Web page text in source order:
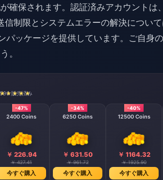
確保されます。認証済みアカウントは
信制限とシステムエラーの解決につい
パッケージを提供しています。ご自身
。
590 販売済み
-47%
2400 Coins
￥ 226.94
￥ 427.41
今すぐ購入
-34%
6250 Coins
￥ 631.50
￥ 961.72
今すぐ購入
-40%
12500 Coins
￥ 1164.32
￥ 1925.90
今すぐ購入